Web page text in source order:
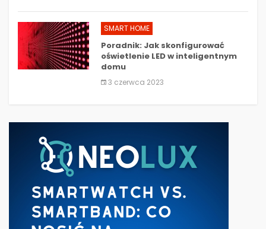
SMART HOME
Poradnik: Jak skonfigurować
oświetlenie LED w inteligentnym
domu
3 czerwca 2023